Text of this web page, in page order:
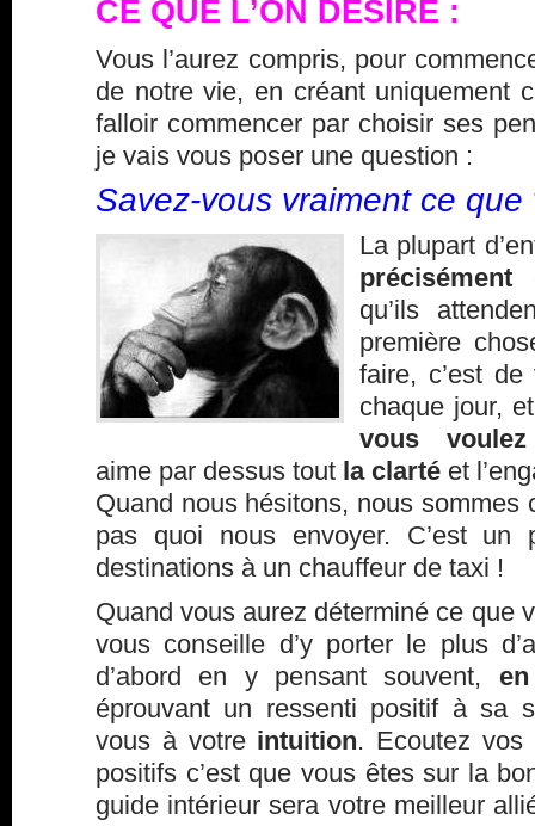
CE QUE L’ON DESIRE :
Vous l’aurez compris, pour
de notre vie, en créant uniquement
falloir commencer par choisir ses
je vais vous poser une question :
Savez-vous vraiment ce
La plupart
précisément
qu’ils
première
faire, c’est
chaque jour,
vous
aime par dessus tout la clarté et
Quand nous hésitons, nous sommes
pas quoi nous envoyer. C’est un
destinations à un chauffeur de taxi !
Quand vous aurez déterminé ce que
vous conseille d’y porter le plus
d’abord en y pensant souvent,
éprouvant un ressenti positif à sa
vous à votreintuition. Ecoutez vos
positifs c’est que vous êtes sur la
guide intérieur sera votre meilleur